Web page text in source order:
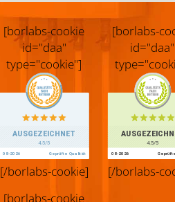
[borlabs-cookie
id="daa"
type="cookie"]
[/borlabs-cookie]
[borlabs-cookie
[borlabs-
id="daa"
[/borlabs-